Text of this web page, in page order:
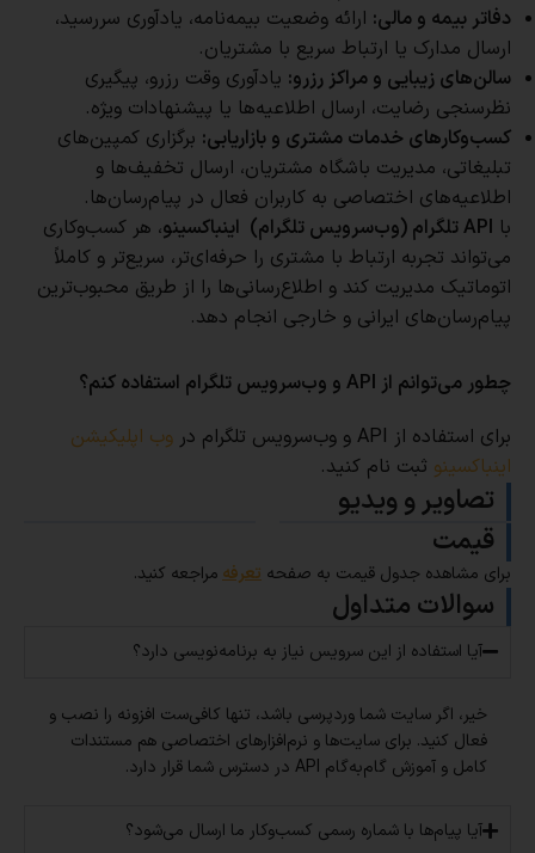
دفاتر بیمه و مالی: ارائه وضعیت بیمه‌نامه، یادآوری سررسید،
ارسال مدارک یا ارتباط سریع با مشتریان.
سالن‌های زیبایی و مراکز رزرو: یادآوری وقت رزرو، پیگیری
نظرسنجی رضایت، ارسال اطلاعیه‌ها یا پیشنهادات ویژه.
کسب‌وکارهای خدمات مشتری و بازاریابی: برگزاری کمپین‌های
تبلیغاتی، مدیریت باشگاه مشتریان، ارسال تخفیف‌ها و
اطلاعیه‌های اختصاصی به کاربران فعال در پیام‌رسان‌ها.
با API تلگرام (و ب‌سرویس تلگرام) اینباکسینو، هر کسب‌وکاری
می‌تواند تجربه ارتباط با مشتری را حرفه‌ای‌تر، سریع‌تر و کاملاً
اتوماتیک مدیریت کند و اطلاع‌رسانی‌ها را از طریق محبوب‌ترین
پیام‌رسان‌های ایرانی و خارجی انجام دهد.
چطور می‌توانم از API و وب‌سرویس تلگرام استفاده کنم؟
برای استفاده از API و وب‌سرویس تلگرام در
وب اپلیکیشن
اینباکسینو ثبت نام کنید.
تصاویر و ویدیو
قیمت
برای مشاهده جدول قیمت به صفحه تعرفهمراجعه کنید.
سوالات متداول
آیا استفاده از این سرویس نیاز به برنامه‌نویسی دارد؟
خیر، اگر سایت شما وردپرسی باشد، تنها کافی‌ست افزونه را نصب و
فعال کنید. برای سایت‌ها و نرم‌افزارهای اختصاصی هم مستندات
کامل و آموزش گام‌به‌گام API در دسترس شما قرار دارد.
آیا پیام‌ها با شماره رسمی کسب‌وکار ما ارسال می‌شود؟